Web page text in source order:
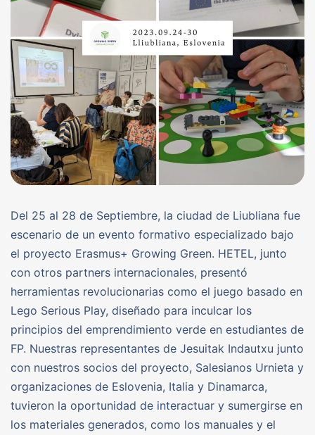
Del 25 al 28 de Septiembre, la ciudad de Liubliana fue
escenario de un evento formativo especializado bajo
el proyecto Erasmus+ Growing Green. HETEL, junto
con otros partners internacionales, presentó
herramientas revolucionarias como el juego basado en
Lego Serious Play, diseñado para inculcar los
principios del emprendimiento verde en estudiantes de
FP. Nuestras representantes de Jesuitak Indautxu junto
con nuestros socios del proyecto, Salesianos Urnieta y
organizaciones de Eslovenia, Italia y Dinamarca,
tuvieron la oportunidad de interactuar y sumergirse en
los materiales generados, como los manuales y el